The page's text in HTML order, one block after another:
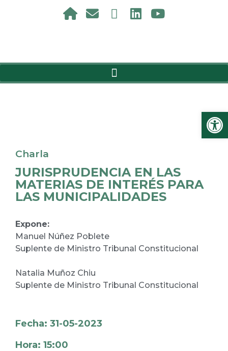
Charla
JURISPRUDENCIA EN LAS
MATERIAS DE INTERÉS PARA
LAS MUNICIPALIDADES
Expone:
Manuel Núñez Poblete
Suplente de Ministro Tribunal Constitucional
Natalia Muñoz Chiu
Suplente de Ministro Tribunal Constitucional
Fecha: 31-05-2023
Hora: 15:00